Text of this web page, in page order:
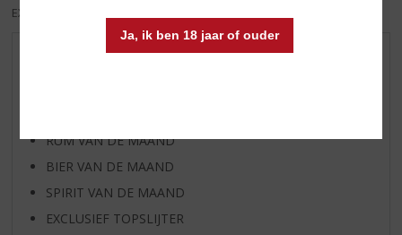
Ja, ik ben 18 jaar of ouder
EXCL. BTW
RUM VAN DE MAAND
BIER VAN DE MAAND
SPIRIT VAN DE MAAND
EXCLUSIEF TOPSLIJTER